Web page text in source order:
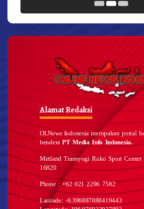
Alamat Redaksi
OLNews Indonesia merupakan portal
benderaPT Media Info Indonesia.
Metland Transyogi Ruko Sport Center
16820
Phone : +62 021 2296 7582
Latitude: -6.396887888419443